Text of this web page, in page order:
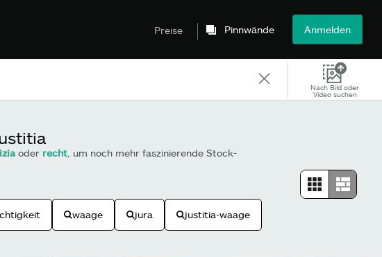
Preise Pinnwände Anmelden
Nach Bild oder
Video suchen
oder recht, um noch mehr faszinierende Stock-
waage jura justitia-waage